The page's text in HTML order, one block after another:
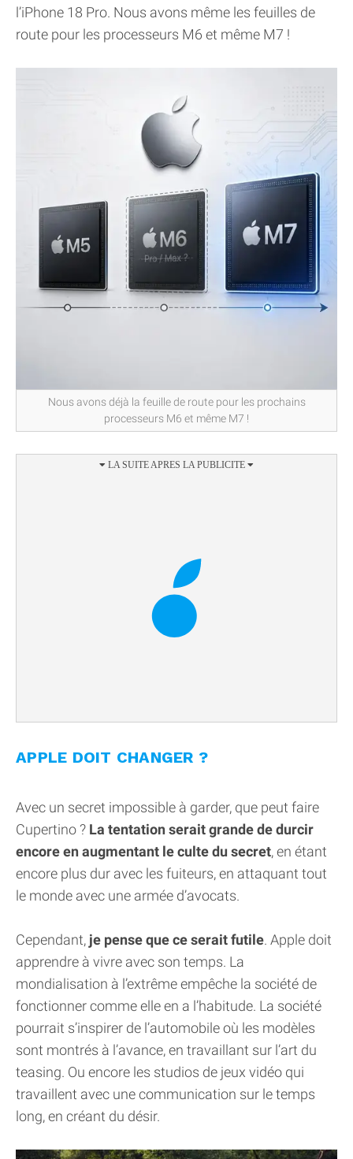
l’iPhone 18 Pro. Nous avons même les feuilles de
route pour les processeurs M6 et même M7 !
Nous avons déjà la feuille de route pour les prochains
processeurs M6 et même M7 !
APPLE DOIT CHANGER ?
Avec un secret impossible à garder, que peut faire
Cupertino ? La tentation serait grande de durcir
encore en augmentant le culte du secret, en étant
encore plus dur avec les fuiteurs, en attaquant tout
le monde avec une armée d’avocats.
Cependant, je pense que ce serait futile. Apple doit
apprendre à vivre avec son temps. La
mondialisation à l’extrême empêche la société de
fonctionner comme elle en a l’habitude. La société
pourrait s’inspirer de l’automobile où les modèles
sont montrés à l’avance, en travaillant sur l’art du
teasing. Ou encore les studios de jeux vidéo qui
travaillent avec une communication sur le temps
long, en créant du désir.